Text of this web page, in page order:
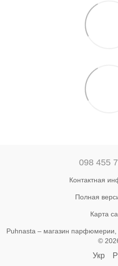
098 455
Контактная
Полная
Карта
Puhnasta – магазин парфюмерии,
©
Укр